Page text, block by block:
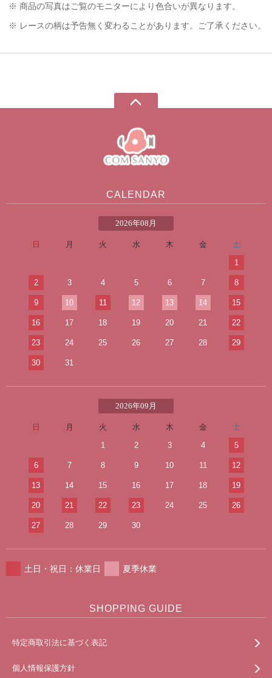
※ 商品の写真はご覧のモニターにより色合いが異なります。
※ レースの柄は予告無く変わることがあります。ご了承ください。
CALENDAR
2026年08月
日 月 火 水 木 金
土
1
2 3 4 5 6 7 8
9 10 11 12 13 14 15
16 17 18 19 20 21 22
23 24 25 26 27 28 29
30 31
2026年09月
日 月 火 水 木 金
土
1
2 3 4 5
6 7 8 9 10 11 12
13 14 15 16 17 18 19
20 21 22 23 24 25 26
27 28 29 30
土日・祝日：休業日 夏季休業
SHOPPING GUIDE
特定商取引法に基づく表記
個人情報保護方針